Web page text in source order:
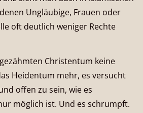
Ungläubige, Frauen oder
oft deutlich weniger Rechte
Christentum keine
Heidentum mehr, es versucht
offen zu sein, wie es
möglich ist. Und es schrumpft.